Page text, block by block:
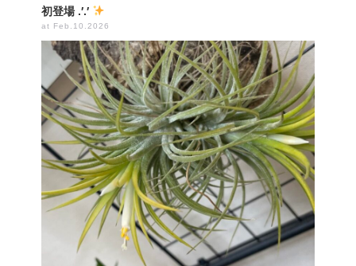
初登場 .′.′
at Feb.10.2026